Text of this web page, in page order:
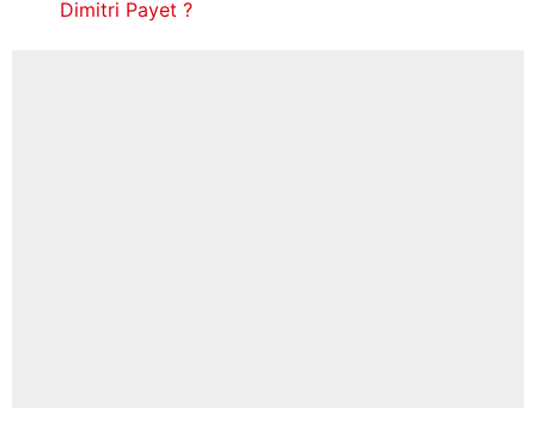
Dimitri Payet ?